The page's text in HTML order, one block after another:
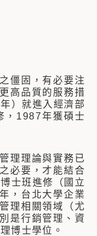
僵固，有必要注
高品質的服務措
）就進入經濟部
，1987年獲碩士
理理論與實務已
必要，才能結合
士班進修（國立
，台北大學企業
理相關領域（尤
是行銷管理、資
博士學位。